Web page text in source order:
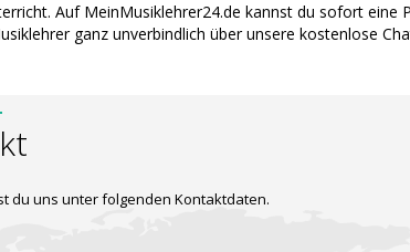
Auf MeinMusiklehrer24.de kannst du sofort eine
ganz unverbindlich über unsere kostenlose
du uns unter folgenden Kontaktdaten.